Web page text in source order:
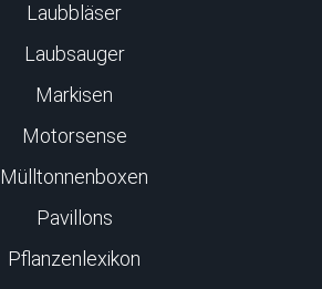
Laubbläser
Laubsauger
Markisen
Motorsense
Mülltonnenboxen
Pavillons
Pflanzenlexikon